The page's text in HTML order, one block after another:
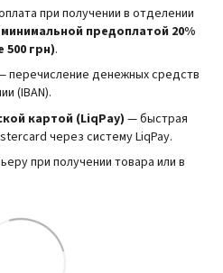
при получении в отделении
минимальной предоплатой 20%
500 грн).
перечисление денежных средств
(IBAN).
картой (LiqPay) — быстрая
через систему LiqPay.
при получении товара или в